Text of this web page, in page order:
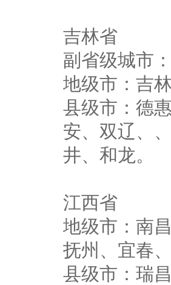
吉林省
副省级城市
地级市：吉
县级市：德
安、双辽、
井、和龙。
江西省
地级市：南
抚州、宜春
县级市：瑞